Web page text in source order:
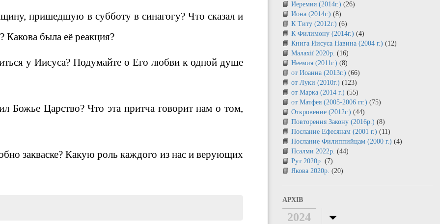
пришедшую в субботу в синагогу? Что сказал и
Какова была её реакция?
у Иисуса? Подумайте о Его любви к одной душе
Божье Царство? Что эта притча говорит нам о том,
закваске? Какую роль каждого из нас и верующих
Иеремия (2014г.) (26)
Иона (2014г.) (8)
К Титу (2012г.) (6)
К Филимону (2014г.) (4)
Книга Иисуса Навина (2004 г.) (12)
Малахії 2020р. (16)
Неемия (2011г.) (8)
от Иоанна (2013г.) (66)
от Луки (2010г.) (123)
от Марка (2014 г.) (55)
от Матфея (2005-2006 гг.) (75)
Откровение (2012г.) (44)
Повторення Закону (2016р.) (8)
Послание Ефесянам (2001 г.) (11)
Послание Филиппийцам (2000 г.) (4)
Псалми 2022р. (44)
Рут 2020р. (7)
Якова 2020р. (20)
АРХІВ
2024